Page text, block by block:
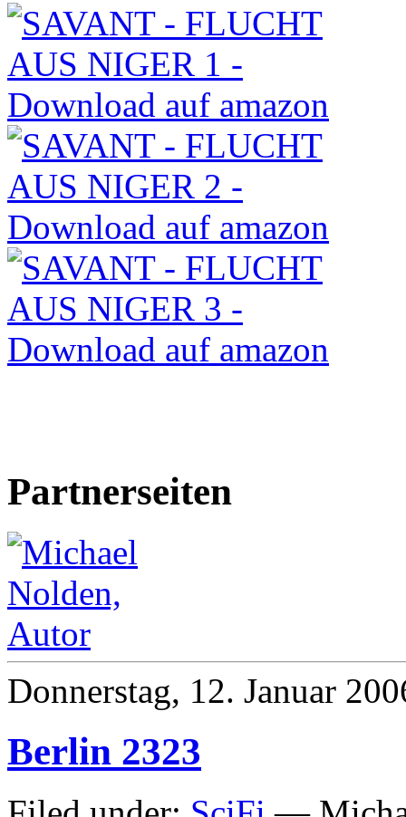
Partnerseiten
Donnerstag, 12. Januar
Berlin 2323